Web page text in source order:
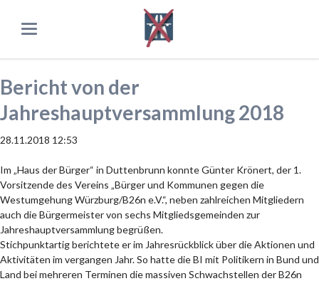
Bericht von der
Jahreshauptversammlung 2018
28.11.2018 12:53
Im „Haus der Bürger“ in Duttenbrunn konnte Günter Krönert, der 1.
Vorsitzende des Vereins „Bürger und Kommunen gegen die
Westumgehung Würzburg/B26n e.V.“, neben zahlreichen Mitgliedern
auch die Bürgermeister von sechs Mitgliedsgemeinden zur
Jahreshauptversammlung begrüßen.
Stichpunktartig berichtete er im Jahresrückblick über die Aktionen und
Aktivitäten im vergangen Jahr. So hatte die BI mit Politikern in Bund und
Land bei mehreren Terminen die massiven Schwachstellen der B26n